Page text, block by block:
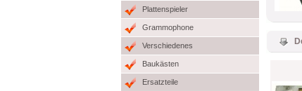
Plattenspieler
Grammophone
Verschiedenes
Baukästen
Ersatzteile